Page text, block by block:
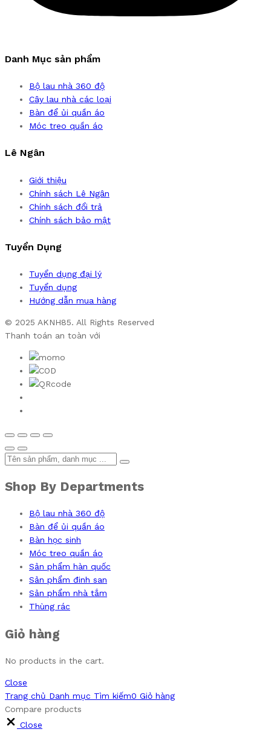
Danh Mục sản phẩm
Bộ lau nhà 360 độ
Cây lau nhà các loại
Bàn để ủi quần áo
Móc treo quần áo
Lê Ngân
Giới thiệu
Chính sách Lê Ngân
Chính sách đổi trả
Chính sách bảo mật
Tuyển Dụng
Tuyển dụng đại lý
Tuyển dụng
Hướng dẫn mua hàng
© 2025 AKNH85. All Rights Reserved
Thanh toán an toàn với
Shop By Departments
Bộ lau nhà 360 độ
Bàn để ủi quần áo
Bàn học sinh
Móc treo quần áo
Sản phẩm hàn quốc
Sản phẩm đinh san
Sản phẩm nhà tắm
Thùng rác
Giỏ hàng
No products in the cart.
Close
Trang chủ Danh mục Tìm kiếm0 Giỏ hàng
Compare products
Close